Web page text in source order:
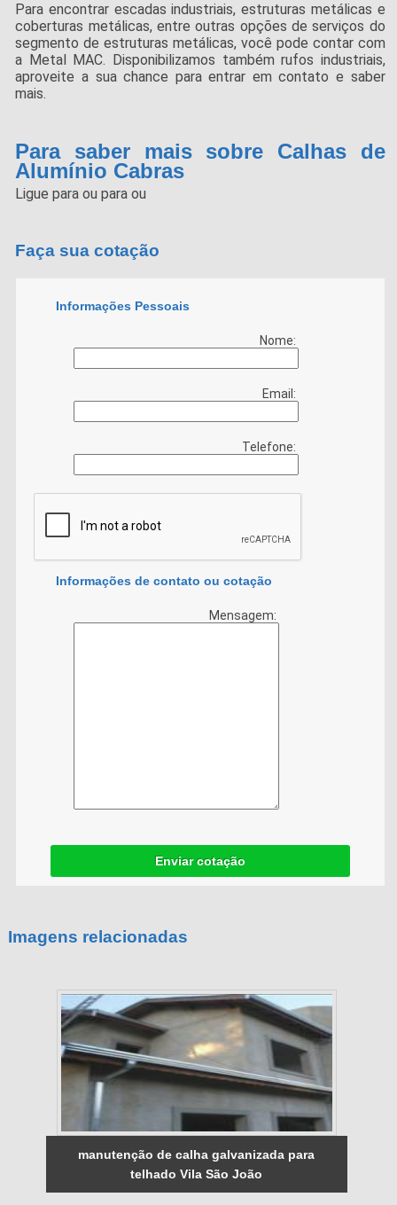
Para encontrar escadas industriais, estruturas metálicas e
coberturas metálicas, entre outras opções de serviços do
segmento de estruturas metálicas, você pode contar com
a Metal MAC. Disponibilizamos também rufos industriais,
aproveite a sua chance para entrar em contato e saber
mais.
Para saber mais sobre Calhas de
Alumínio Cabras
Ligue paraou paraou
Faça sua cotação
Informações Pessoais
Nome:
Email:
Telefone:
Informações de contato ou cotação
Mensagem:
Enviar cotação
Imagens relacionadas
manutenção de calha galvanizada para
telhado Vila São João